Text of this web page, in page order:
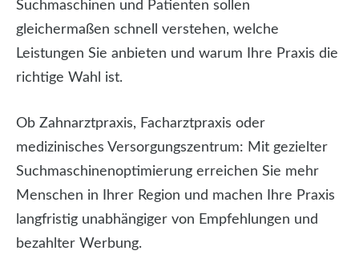
Suchmaschinen und Patienten sollen
gleichermaßen schnell verstehen, welche
Leistungen Sie anbieten und warum Ihre Praxis die
richtige Wahl ist.
Ob Zahnarztpraxis, Facharztpraxis oder
medizinisches Versorgungszentrum: Mit gezielter
Suchmaschinenoptimierung erreichen Sie mehr
Menschen in Ihrer Region und machen Ihre Praxis
langfristig unabhängiger von Empfehlungen und
bezahlter Werbung.